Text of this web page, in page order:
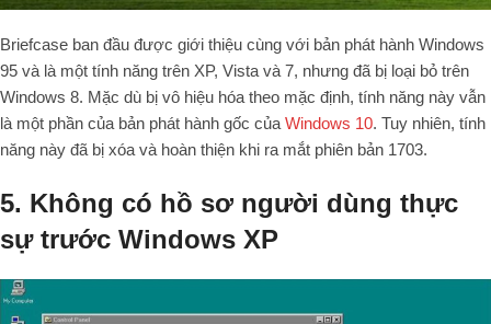
Briefcase ban đầu được giới thiệu cùng với bản phát hành Windows
95 và là một tính năng trên XP, Vista và 7, nhưng đã bị loại bỏ trên
Windows 8. Mặc dù bị vô hiệu hóa theo mặc định, tính năng này vẫn
là một phần của bản phát hành gốc của Windows 10. Tuy nhiên, tính
năng này đã bị xóa và hoàn thiện khi ra mắt phiên bản 1703.
5. Không có hồ sơ người dùng thực
sự trước Windows XP